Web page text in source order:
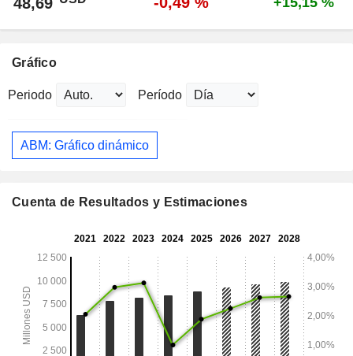
Gráfico
Periodo Período
ABM: Gráfico dinámico
Cuenta de Resultados y Estimaciones